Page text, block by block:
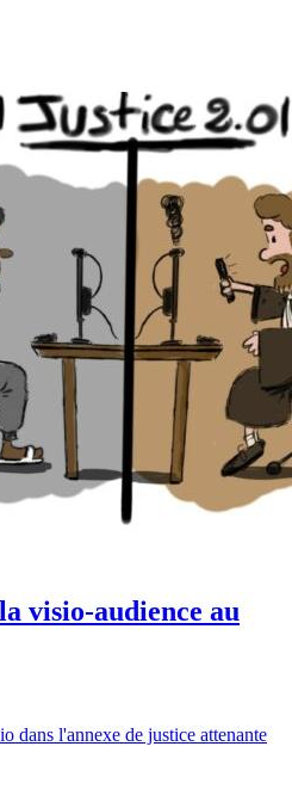
visio-audience au
dans l'annexe de justice attenante